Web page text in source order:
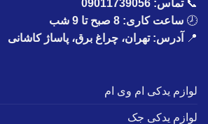
📞تماس: 09011739056
🕗 ساعت کاری: 8 صبح تا 9 شب
📍
آدرس: تهران، چراغ برق، پاساژ کاشانی
لوازم یدکی ام وی ام
لوازم یدکی جک